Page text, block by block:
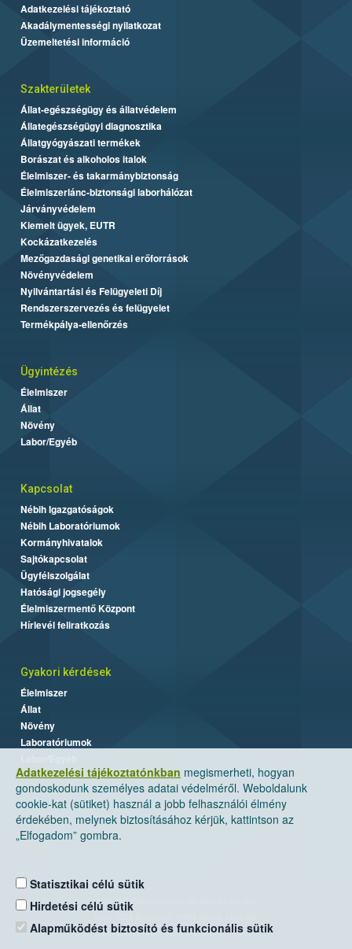
Adatkezelési tájékoztatónkban megismerheti, hogyan
gondoskodunk személyes adatai védelméről. Weboldalunk
cookie-kat (sütiket) használ a jobb felhasználói élmény
érdekében, melynek biztosításához kérjük, kattintson az
„Elfogadom” gombra.
Statisztikai célú sütik
Hirdetési célú sütik
Alapműködést biztosító és funkcionális sütik
Adatkezelési tájékoztató
Akadálymentességi nyilatkozat
Üzemeltetési információ
Szakterületek
Állat-egészségügy és állatvédelem
Állategészségügyi diagnosztika
Állatgyógyászati termékek
Borászat és alkoholos italok
Élelmiszer- és takarmánybiztonság
Élelmiszerlánc-biztonsági laborhálózat
Járványvédelem
Kiemelt ügyek, EUTR
Kockázatkezelés
Mezőgazdasági genetikai erőforrások
Növényvédelem
Nyilvántartási és Felügyeleti Díj
Rendszerszervezés és felügyelet
Termékpálya-ellenőrzés
Ügyintézés
Élelmiszer
Állat
Növény
Labor/Egyéb
Kapcsolat
Nébih Igazgatóságok
Nébih Laboratóriumok
Kormányhivatalok
Sajtókapcsolat
Ügyfélszolgálat
Hatósági jogsegély
Élelmiszermentő Központ
Hírlevél feliratkozás
Gyakori kérdések
Élelmiszer
Állat
Növény
Laboratóriumok
Nemzeti Élelmiszerlánc-biztonsági Hivatal
Levelezési cím: 1525 Budapest. Pf. 30.